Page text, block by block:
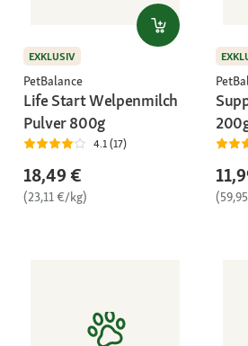
EXKLUSIV
PetBalance
Life Start Welpenmilch
Pulver 800g
4.1 (17)
18,49 €
(23,11 €/kg)